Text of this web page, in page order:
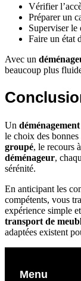
Vérifier
Préparer un
Superviser le
Faire un état
Avec un
beaucoup plus
Un déménagement
le choix des
groupé, le recours
déménageur,
sérénité.
En anticipant les
compétents, vous
expérience simple
transport de
adaptées existent
Menu